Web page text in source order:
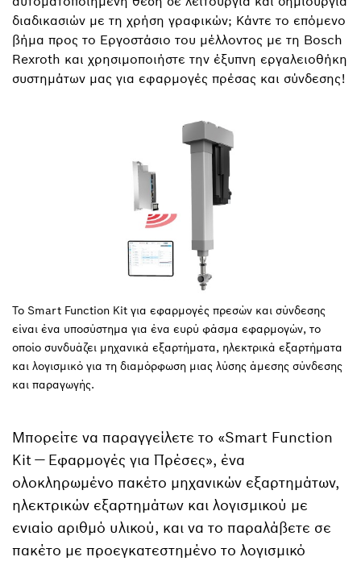
διαδικασιών με τη χρήση γραφικών; Κάντε το επόμενο
βήμα προς το Εργοστάσιο του μέλλοντος με τη Bosch
Rexroth και χρησιμοποιήστε την έξυπνη εργαλειοθήκη
συστημάτων μας για εφαρμογές πρέσας και σύνδεσης!
Το Smart Function Kit για εφαρμογές πρεσών και σύνδεσης
είναι ένα υποσύστημα για ένα ευρύ φάσμα εφαρμογών, το
οποίο συνδυάζει μηχανικά εξαρτήματα, ηλεκτρικά εξαρτήματα
και λογισμικό για τη διαμόρφωση μιας λύσης άμεσης σύνδεσης
και παραγωγής.
Μπορείτε να παραγγείλετε το «Smart Function
Kit — Εφαρμογές για Πρέσες», ένα
ολοκληρωμένο πακέτο μηχανικών εξαρτημάτων,
ηλεκτρικών εξαρτημάτων και λογισμικού με
ενιαίο αριθμό υλικού, και να το παραλάβετε σε
πακέτο με προεγκατεστημένο το λογισμικό